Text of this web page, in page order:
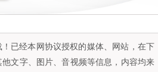
已经本网协议授权的媒体、网站，在下
文字、图片、音视频等信息，内容均来